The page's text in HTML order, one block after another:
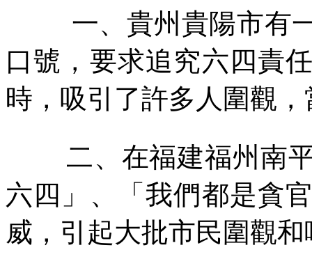
一、貴州貴陽市有
口號，要求追究六四責
時，吸引了許多人圍觀
二、在福建福州南
六四」、「我們都是貪
威，引起大批市民圍觀